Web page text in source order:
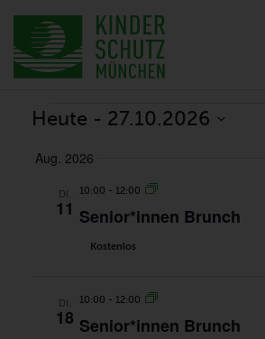
VERANSTALTUNGEN
Heute - 27.10.2026
auswählen.
Aug. 2026
DI.
11
10:00 - 12:00
Senior*innen Brunch
Kostenlos
DI.
18
10:00 - 12:00
Senior*innen Brunch